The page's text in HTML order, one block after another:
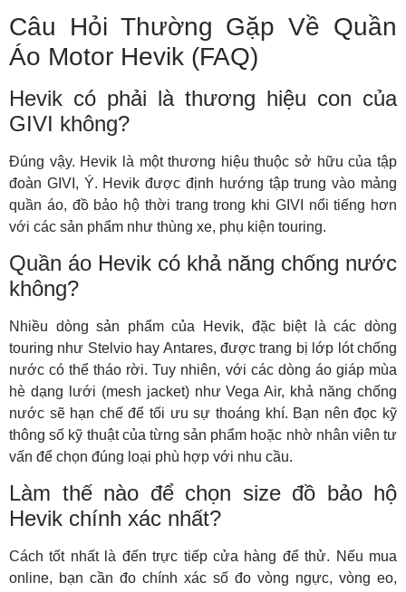
Câu Hỏi Thường Gặp Về Quần
Áo Motor Hevik (FAQ)
Hevik có phải là thương hiệu con của
GIVI không?
Đúng vậy. Hevik là một thương hiệu thuộc sở hữu của tập
đoàn GIVI, Ý. Hevik được định hướng tập trung vào mảng
quần áo, đồ bảo hộ thời trang trong khi GIVI nổi tiếng hơn
với các sản phẩm như thùng xe, phụ kiện touring.
Quần áo Hevik có khả năng chống nước
không?
Nhiều dòng sản phẩm của Hevik, đặc biệt là các dòng
touring như Stelvio hay Antares, được trang bị lớp lót chống
nước có thể tháo rời. Tuy nhiên, với các dòng áo giáp mùa
hè dạng lưới (mesh jacket) như Vega Air, khả năng chống
nước sẽ hạn chế để tối ưu sự thoáng khí. Bạn nên đọc kỹ
thông số kỹ thuật của từng sản phẩm hoặc nhờ nhân viên tư
vấn để chọn đúng loại phù hợp với nhu cầu.
Làm thế nào để chọn size đồ bảo hộ
Hevik chính xác nhất?
Cách tốt nhất là đến trực tiếp cửa hàng để thử. Nếu mua
online, bạn cần đo chính xác số đo vòng ngực, vòng eo,